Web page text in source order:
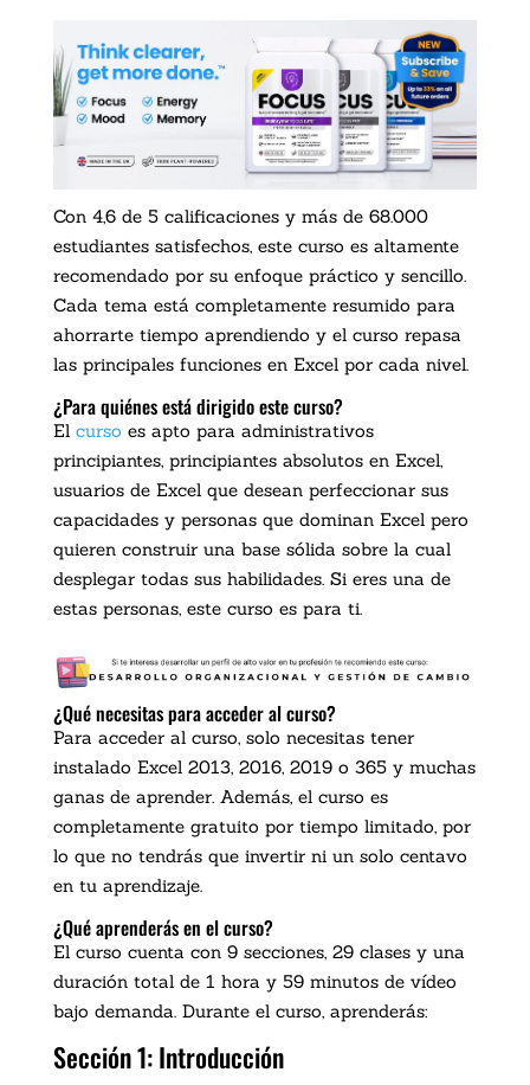
Con 4,6 de 5 calificaciones y más de 68.000
estudiantes satisfechos, este curso es altamente
recomendado por su enfoque práctico y sencillo.
Cada tema está completamente resumido para
ahorrarte tiempo aprendiendo y el curso repasa
las principales funciones en Excel por cada nivel.
¿Para quiénes está dirigido este curso?
El curso es apto para administrativos
principiantes, principiantes absolutos en Excel,
usuarios de Excel que desean perfeccionar sus
capacidades y personas que dominan Excel pero
quieren construir una base sólida sobre la cual
desplegar todas sus habilidades. Si eres una de
estas personas, este curso es para ti.
¿Qué necesitas para acceder al curso?
Para acceder al curso, solo necesitas tener
instalado Excel 2013, 2016, 2019 o 365 y muchas
ganas de aprender. Además, el curso es
completamente gratuito por tiempo limitado, por
lo que no tendrás que invertir ni un solo centavo
en tu aprendizaje.
¿Qué aprenderás en el curso?
El curso cuenta con 9 secciones, 29 clases y una
duración total de 1 hora y 59 minutos de vídeo
bajo demanda. Durante el curso, aprenderás:
Sección 1: Introducción